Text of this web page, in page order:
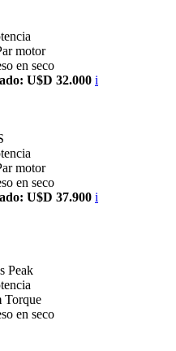
motor
en seco
U$D 32.000 i
motor
en seco
U$D 37.900 i
Peak
Torque
en seco